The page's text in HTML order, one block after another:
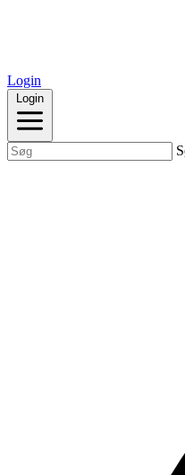
Login
Login